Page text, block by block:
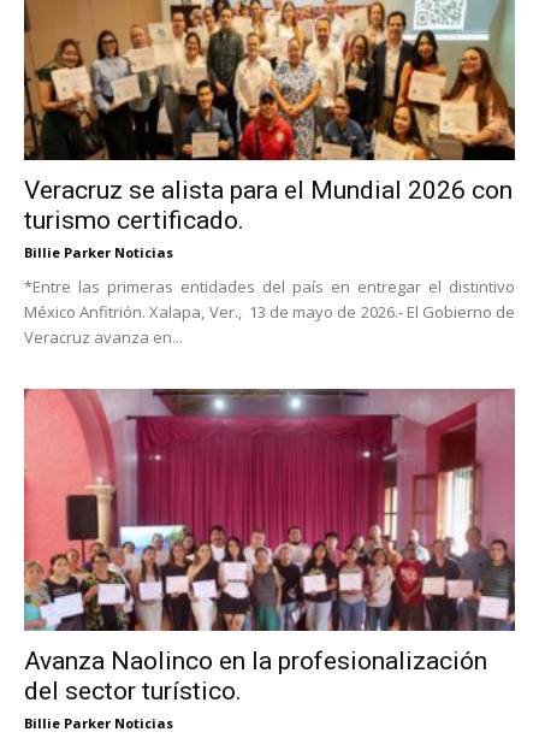
Veracruz se alista para el Mundial 2026 con
turismo certificado.
Billie Parker Noticias
*Entre las primeras entidades del país en entregar el distintivo
México Anfitrión. Xalapa, Ver., 13 de mayo de 2026.- El Gobierno de
Veracruz avanza en...
Avanza Naolinco en la profesionalización
del sector turístico.
Billie Parker Noticias